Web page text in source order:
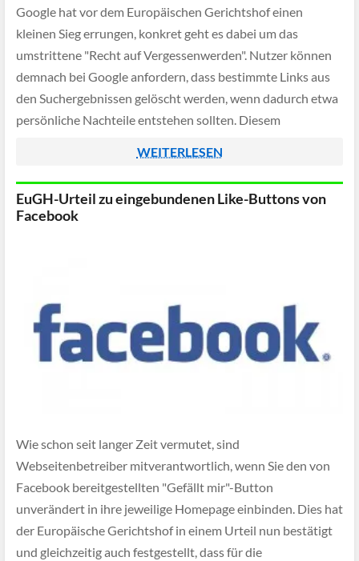
Google hat vor dem Europäischen Gerichtshof einen
kleinen Sieg errungen, konkret geht es dabei um das
umstrittene "Recht auf Vergessenwerden". Nutzer können
demnach bei Google anfordern, dass bestimmte Links aus
den Suchergebnissen gelöscht werden, wenn dadurch etwa
persönliche Nachteile entstehen sollten. Diesem
daraufhin einige Einträge durch Geoblocking von […]
WEITERLESEN
EuGH-Urteil zu eingebundenen Like-Buttons von
Facebook
Wie schon seit langer Zeit vermutet, sind
Webseitenbetreiber mitverantwortlich, wenn Sie den von
Facebook bereitgestellten "Gefällt mir"-Button
unverändert in ihre jeweilige Homepage einbinden. Dies hat
der Europäische Gerichtshof in einem Urteil nun bestätigt
und gleichzeitig auch festgestellt, dass für die